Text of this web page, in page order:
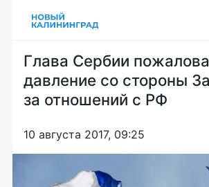
Глава Сербии
давление со стороны
за отношений с РФ
10 августа 2017, 09:25